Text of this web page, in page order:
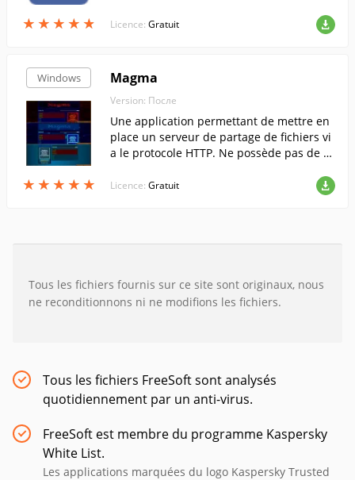
★ ★ ★ ★ ★
★ ★ ★ ★ ★
ues durs et des supports amovibles. Un m
ot de passe distinct est défini pour chaqu
Licence: Gratuit
Windows
★ ★ ★ ★ ★
★ ★ ★ ★ ★
Magma
Version: После
Une application permettant de mettre en
place un serveur de partage de fichiers vi
a le protocole HTTP. Ne possède pas de pr
le transporter sur une clé USB.
Licence: Gratuit
Tous les fichiers fournis sur ce site sont originaux, nous
ne reconditionnons ni ne modifions les fichiers.
Tous les fichiers FreeSoft sont analysés
quotidiennement par un anti-virus.
FreeSoft est membre du programme Kaspersky
White List.
Les applications marquées du logo Kaspersky Trusted